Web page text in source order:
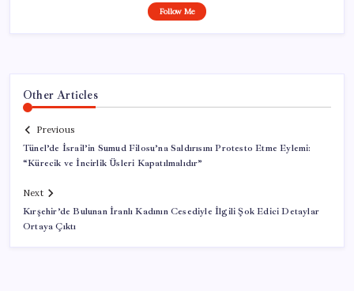
Follow Me
Other Articles
Previous
Tünel’de İsrail’in Sumud Filosu’na Saldırısını Protesto Etme Eylemi:
“Kürecik ve İncirlik Üsleri Kapatılmalıdır”
Next
Kırşehir’de Bulunan İranlı Kadının Cesediyle İlgili Şok Edici Detaylar
Ortaya Çıktı